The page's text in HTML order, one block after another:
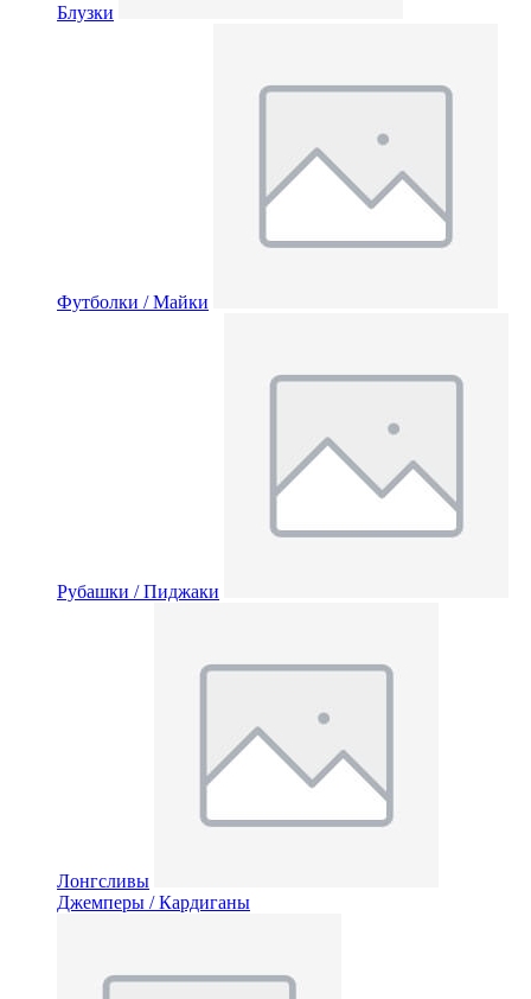
Блузки
Футболки / Майки
Рубашки / Пиджаки
Лонгсливы
Джемперы / Кардиганы